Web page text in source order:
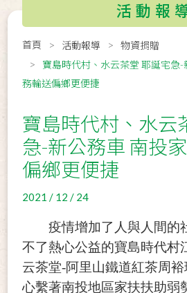
活動報
首頁 活動報導
物資捐贈
寶島時代村、水云茶堂 耶誕宅急
務輸送偏鄉更便捷
寶島時代村、水云
急-新公務車 南投
偏鄉更便捷
2021 / 12 / 24
疫情增加了人與人間的
不了熱心公益的寶島時代村
云茶堂-阿里山鐵道紅茶周
心繫著南投地區家扶扶助弱